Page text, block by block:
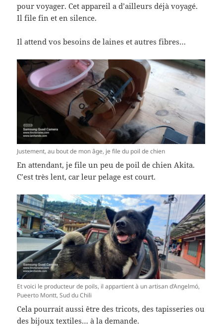
pour voyager. Cet appareil a d’ailleurs déjà voyagé.
Il file fin et en silence.
Il attend vos besoins de laines et autres fibres…
Justement, au bout de mon âge, je file du poil de chien
En attendant, je file un peu de poil de chien Akita.
C’est très lent, car leur pelage est court.
Et voici le producteur de poils, il appartient à un artisan d’Angelmó,
Pueerto Montt, Sud du Chili
Cela pourrait aussi être des tricots, des tapisseries ou
des bijoux textiles… à la demande.